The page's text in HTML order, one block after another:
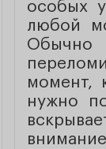
особых
любой
Обычно
момент,
нужно